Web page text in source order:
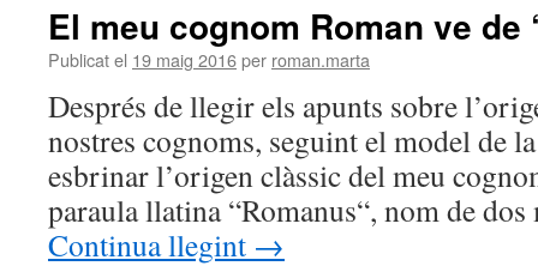
El meu cognom Roman ve
Publicat el 19 maig 2016per roman.marta
Després de llegir els apunts sobre
nostres cognoms, seguint el model de
esbrinar l’origen clàssic del meu
paraula llatina “Romanus“, nom de
Continua llegint →